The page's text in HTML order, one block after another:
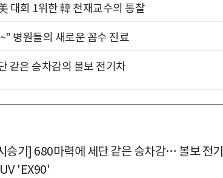
대회 1위한 韓 천재교수의 통찰
병원들의 새로운 꼼수 진료
같은 승차감의 볼보 전기차
승기] 680마력에 세단 같은 승차감… 볼보 전기
'EX90'